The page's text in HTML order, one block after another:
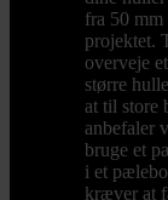
fra 50
projektet.
overveje
større
at til store
anbefaler
bruge et
i et
kræver at